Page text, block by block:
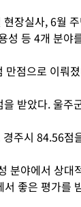
장실사, 6월
성 등 4개 분야
만점으로 이뤄
받았다. 울주
주시 84.56점
분야에서 상대
좋은 평가를